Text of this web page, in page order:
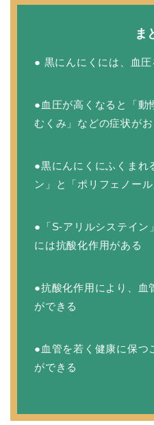
ま
● 黒にんにくには、血
●血圧が高くなると「動
むくみ」などの症状がお
●黒にんにくにふくまれ
ン」と「ポリフェノー
●「S-アリルシステイン
には抗酸化作用がある
●抗酸化作用により、血
ができる
●血管を若く健康に保つ
ができる